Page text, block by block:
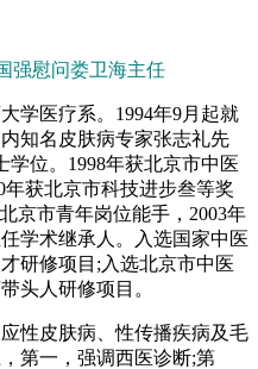
强慰问娄卫海主任
学医疗系。1994年9月起就
知名皮肤病专家张志礼先
学位。1998年获北京市中医
获北京市科技进步叁等奖
京市青年岗位能手，2003年
学术继承人。入选国家中医
研修项目;入选北京市中医
头人研修项目。
性皮肤病、性传播疾病及毛
第一，强调西医诊断;第